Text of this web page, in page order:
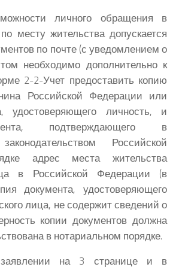
личного обращения в
месту жительства допускается
по почте (с уведомлением о
необходимо дополнительно к
2-2-Учет предоставить копию
Российской Федерации или
удостоверяющего личность, и
подтверждающего в
Российской
адрес места жительства
в Российской Федерации (в
документа, удостоверяющего
лица, не содержит сведений о
копии документов должна
в нотариальном порядке.
на 3 странице и в